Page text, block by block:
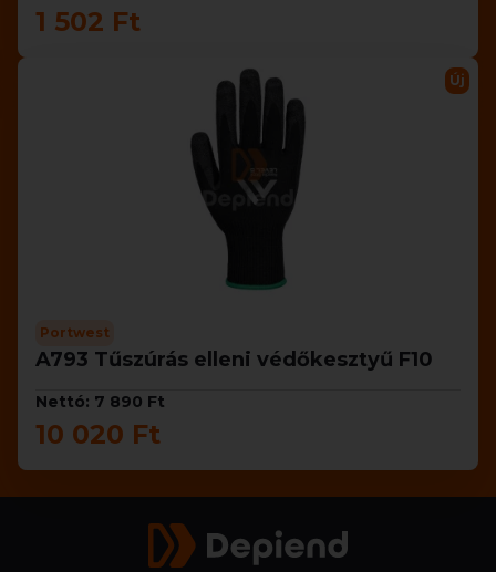
1 502 Ft
Új
Portwest
A793 Tűszúrás elleni védőkesztyű F10
Nettó: 7 890 Ft
10 020 Ft